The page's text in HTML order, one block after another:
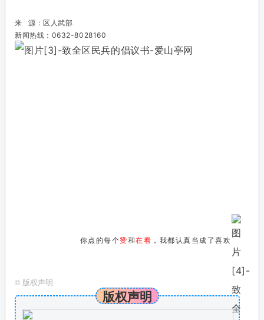
来 源：区人武部
新闻热线：0632-8028160
你点的每个赞和在看 ，我都认真当成了喜欢
© 版权声明
版权声明